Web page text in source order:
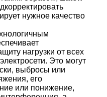
нужное качество
нагрузки от всех
Это могут
выбросы или
его
или понижение,